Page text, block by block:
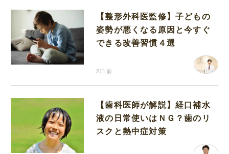
【整形外科医監修】子どもの
姿勢が悪くなる原因と今すぐ
できる改善習慣４選
2日前
【歯科医師が解説】経口補水
液の日常使いはＮＧ？歯のリ
スクと熱中症対策